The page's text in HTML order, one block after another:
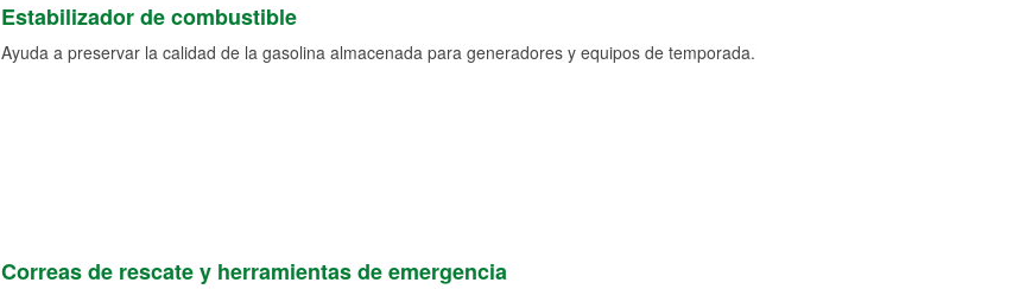
Estabilizador de combustible
Ayuda a preservar la calidad de la gasolina almacenada para generadores y equipos de temporada.
Correas de rescate y herramientas de emergencia